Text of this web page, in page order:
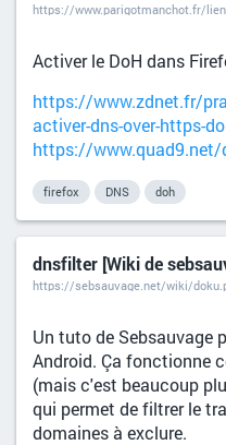
https://www.parigotmanchot.fr/
Activer le DoH dans
https://www.zdnet.fr/
activer-dns-over-https-
https://www.quad9.net/
firefox DNS doh
dnsfilter [Wiki de
https://sebsauvage.net/wiki/
Un tuto de Sebsauvage
Android. Ça fonctionne
(mais c'est beaucoup
qui permet de filtrer le
domaines à exclure.